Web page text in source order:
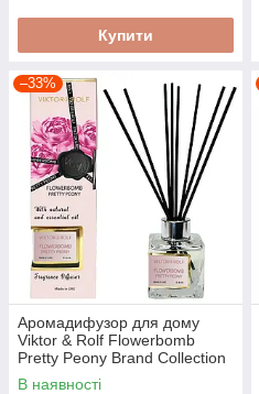
Купити
–33%
Аромадифузор для дому
Viktor & Rolf Flowerbomb
Pretty Peony Brand Collection
85 мл
В наявності